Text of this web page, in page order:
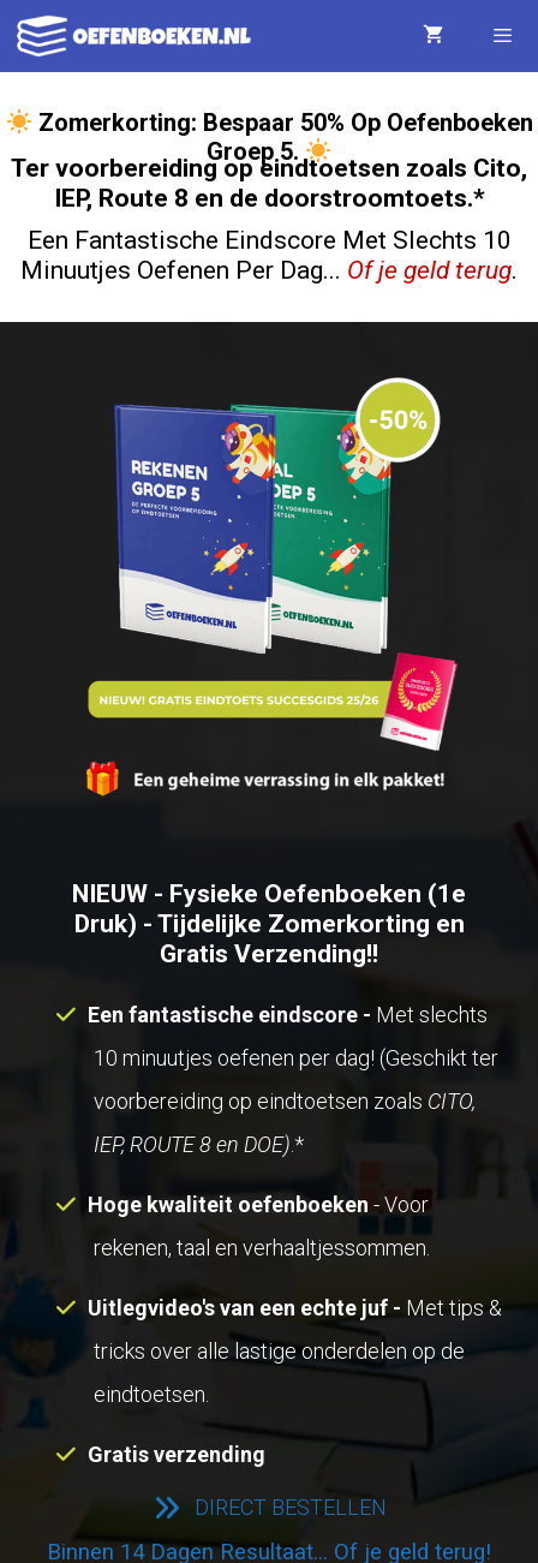
Ga
naar
de
Zomerkorting: Bespaar 50% Op Oefenboeken
Groep 5.
Ter voorbereiding op eindtoetsen zoals Cito,
IEP, Route 8 en de doorstroomtoets.*
Een Fantastische Eindscore Met Slechts 10
Minuutjes Oefenen Per Dag... Of je geld terug.
NIEUW - Fysieke Oefenboeken (1e
Druk) - Tijdelijke Zomerkorting en
Gratis Verzending!!
Een fantastische eindscore - Met slechts
10 minuutjes oefenen per dag! (Geschikt ter
voorbereiding op eindtoetsen zoals CITO,
IEP, ROUTE 8 en DOE).*
Hoge kwaliteit oefenboeken - Voor
rekenen, taal en verhaaltjessommen.
Uitlegvideo's van een echte juf - Met tips &
tricks over alle lastige onderdelen op de
eindtoetsen.
Gratis verzending
DIRECT BESTELLEN
Binnen 14 Dagen Resultaat... Of je geld terug!